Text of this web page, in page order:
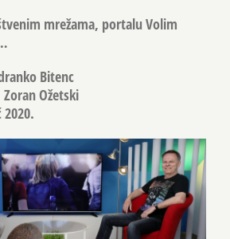
mrežama, portalu Volim
Bitenc
Ožetski